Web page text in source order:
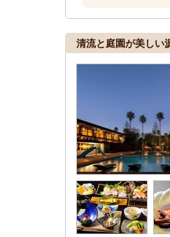
清流と庭園が美しい